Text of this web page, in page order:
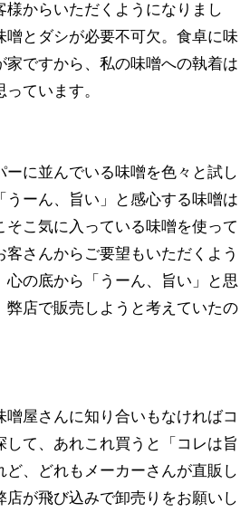
様からいただくようになりまし
噌とダシが必要不可欠。食卓に味
家ですから、私の味噌への執着は
ています。
ーに並んでいる味噌を色々と試し
うーん、旨い」と感心する味噌は
そこ気に入っている味噌を使って
客さんからご要望もいただくよう
心の底から「うーん、旨い」と思
弊店で販売しようと考えていたの
噌屋さんに知り合いもなければコ
して、あれこれ買うと「コレは旨
ど、どれもメーカーさんが直販し
店が飛び込みで卸売りをお願いし